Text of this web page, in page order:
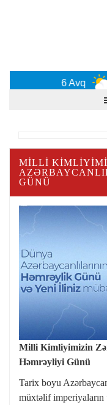
6 Avq
MILLI
GÜNÜ
Milli Kimliyimizin
Həmrəyliyi Günü
Tarix boyu
müxtəlif imperiyaların